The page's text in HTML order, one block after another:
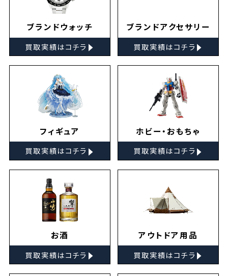
ブランドウォッチ
買取実績はコチラ ▸
ブランドアクセサリー
買取実績はコチラ ▸
フィギュア
買取実績はコチラ ▸
ホビー・おもちゃ
買取実績はコチラ ▸
お酒
買取実績はコチラ ▸
アウトドア用品
買取実績はコチラ ▸